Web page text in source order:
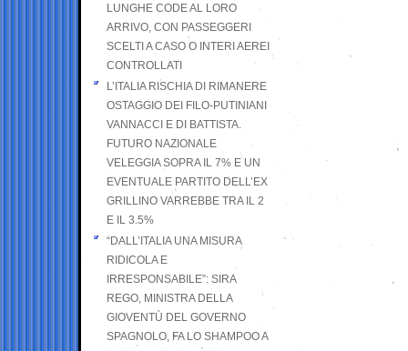
LUNGHE CODE AL LORO
ARRIVO, CON PASSEGGERI
SCELTI A CASO O INTERI AEREI
CONTROLLATI
L’ITALIA RISCHIA DI RIMANERE
OSTAGGIO DEI FILO-PUTINIANI
VANNACCI E DI BATTISTA.
FUTURO NAZIONALE
VELEGGIA SOPRA IL 7% E UN
EVENTUALE PARTITO DELL’EX
GRILLINO VARREBBE TRA IL 2
E IL 3.5%
“DALL’ITALIA UNA MISURA
RIDICOLA E
IRRESPONSABILE”: SIRA
REGO, MINISTRA DELLA
GIOVENTÙ DEL GOVERNO
SPAGNOLO, FA LO SHAMPOO A